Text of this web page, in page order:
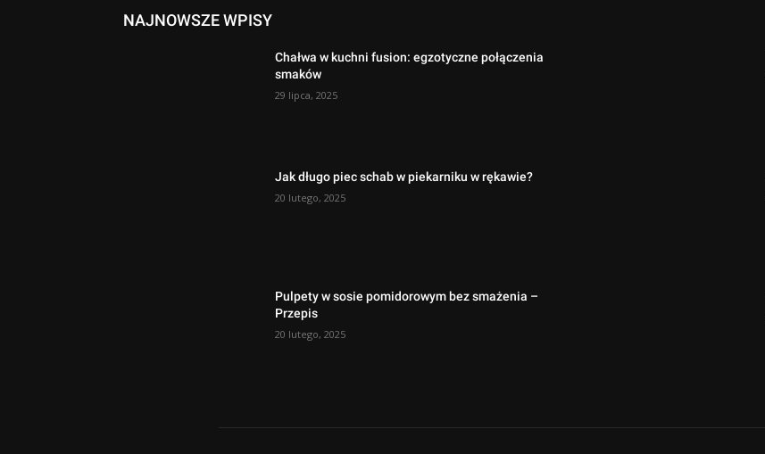
NAJNOWSZE WPISY
Chałwa w kuchni fusion: egzotyczne połączenia
smaków
29 lipca, 2025
Jak długo piec schab w piekarniku w rękawie?
20 lutego, 2025
Pulpety w sosie pomidorowym bez smażenia –
Przepis
20 lutego, 2025